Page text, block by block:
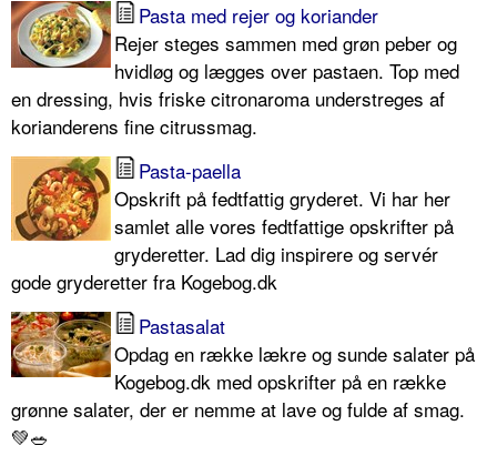
Pasta med rejer og koriander
Rejer steges sammen med grøn peber og
hvidløg og lægges over pastaen. Top med
en dressing, hvis friske citronaroma understreges af
korianderens fine citrussmag.
Pasta-paella
Opskrift på fedtfattig gryderet. Vi har her
samlet alle vores fedtfattige opskrifter på
gryderetter. Lad dig inspirere og servér
gode gryderetter fra Kogebog.dk
Pastasalat
Opdag en række lækre og sunde salater på
Kogebog.dk med opskrifter på en række
grønne salater, der er nemme at lave og fulde af smag.
💚🥗